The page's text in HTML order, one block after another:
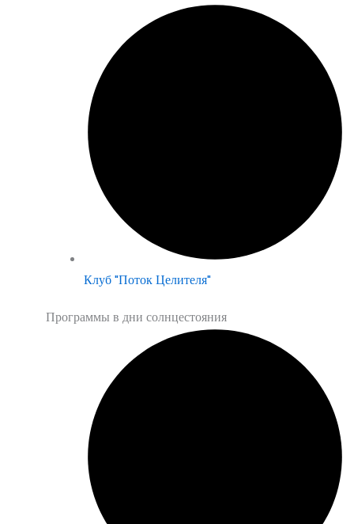
Клуб "Поток Целителя"
Программы в дни солнцестояния